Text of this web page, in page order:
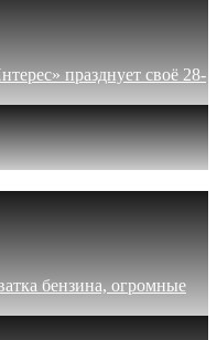
празднует своё 28-
бензина, огромные